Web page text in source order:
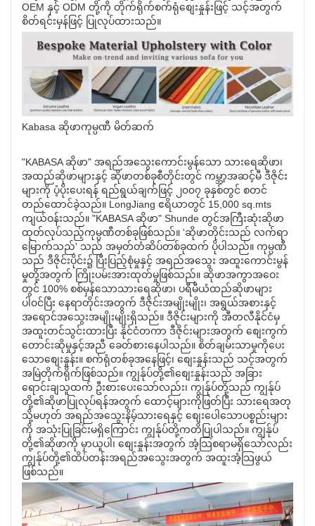
OEM နှင့် ODM တို့ကို တိုက်ရိုက်စက်ရုံစျေးနှုန်းဖြင့် သင့်အတွက်
စိတ်ရင်းမှန်ဖြင့် ပြုလုပ်ထားသည်။
Kabasa ဆိုဖာကုမ္ပဏီ မိတ်ဆက်
"KABASA ဆိုဖာ" အရည်အသွေးကောင်းမွန်သော သားရေဆိုဖာ၊
အထည်ဆိုဖာများနှင့် ဆိုဖာတစ်ခုစီတိုင်းတွင် ကမ္ဘာ့အဆင့်မီ ဒီဇိုင်း
များကို ပံ့ပိုးပေးရန် ရည်ရွယ်ချက်ဖြင့် ၂၀၀၇ ခုနှစ်တွင် စတင်
တည်ထောင်ခဲ့သည်။ LongJiang ဧရိယာတွင် 15,000 sq.mts
ကျယ်ဝန်းသည်။ "KABASA ဆိုဖာ" Shunde တွင်အကြီးဆုံးဆိုဖာ
ထုတ်လုပ်သည့်ကုမ္ပဏီတစ်ခုဖြစ်သည်။ 'ဆိုဖာတိုင်းသည် လက်ရာ
မြောက်သည်' သည် အမှတ်တံဆိပ်တစ်ခုထက် ပိုပါသည်။ ကုမ္ပဏီ
သည် ဒီဇိုင်းပိုင်း၌ ပြီးပြည့်စုံမှုနှင့် အရည်အသွေး အထူးကောင်းမွန်
မှုတို့အတွက် ကြိုးပမ်းအားထုတ်မှုဖြစ်သည်။ ဆိုဖာအကွာအဝေး
တွင် 100% စစ်မှန်သောသားရေဆိုဖာ၊ ပရီမီယံထည်ဆိုဖာများ
ပါ၀င်ပြီး နေရာတိုင်းအတွက် ဒီဇိုင်းအမျိုးမျိုး၊ အရွယ်အစားနှင့်
အရောင်အသွေးအမျိုးမျိုးရှိသည်။ ဒီဇိုင်းများကို အီတလီနိုင်ငံမှ
အထူးတင်သွင်းထားပြီး နိုင်ငံတကာ ဒီဇိုင်းများအတွက် စျေးကွက်
တောင်းဆိုမှုနှင့်အညီ ခေတ်စားနေပါသည်။ စိတ်ချမ်းသာမှုကိုပေး
သောစျေးနှုန်း။ စက်ရုံတစ်ခုအနေဖြင့်၊ စျေးနှုန်းသည် သင့်အတွက်
အမြဲတိုက်ရိုက်ဖြစ်သည်။ ကျွန်ုပ်တို့၏စျေးနှုန်းသည် အခြား
ရောင်းချသူထက် ဦးစားပေးသော်လည်း၊ ကျွန်ုပ်တို့သည် ကျွန်ုပ်
တို့၏ဆိုဖာပြုလုပ်ရန်အတွက် ထောင့်များကိုဖြတ်ပြီး သားရေအတု
သို့မဟုတ် အရည်အသွေးနိမ့်သားရေနှင့် စျေးပေါသောပစ္စည်းများ
ကို အသုံးပြုခြင်းမရှိကြောင်း ကျွန်ုပ်တို့ကတိပြုပါသည်။ ကျွန်ုပ်
တို့၏ဆိုဖာကို မှာယူပါ၊ စျေးနှုန်းအတွက် အံ့သြစရာမရှိသော်လည်း
ကျွန်ုပ်တို့၏ထိပ်တန်းအရည်အသွေးအတွက် အထူးအံ့သြဖွယ်
ဖြစ်သည်။